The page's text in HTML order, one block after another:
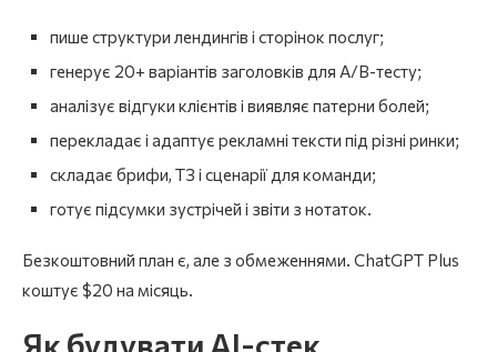
пише структури лендингів і сторінок послуг;
генерує 20+ варіантів заголовків для A/B-тесту;
аналізує відгуки клієнтів і виявляє патерни болей;
перекладає і адаптує рекламні тексти під різні ринки;
складає брифи, ТЗ і сценарії для команди;
готує підсумки зустрічей і звіти з нотаток.
Безкоштовний план є, але з обмеженнями. ChatGPT Plus
коштує $20 на місяць.
Як будувати AI-стек